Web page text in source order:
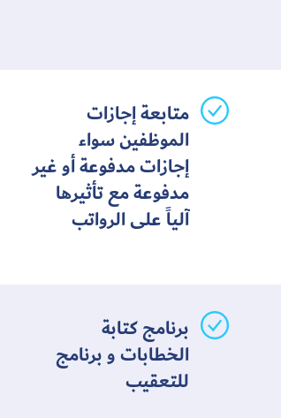
متابعة إجازات
الموظفين سواء
إجازات مدفوعة أو غير
مدفوعة مع تأثيرها
آلياً على الرواتب
برنامج كتابة
الخطابات و برنامج
للتعقيب